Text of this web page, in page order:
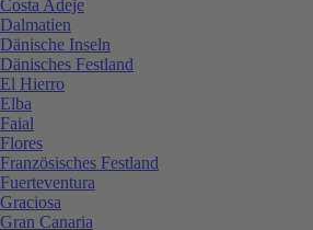
Costa Adeje
Dalmatien
Dänische Inseln
Dänisches Festland
El Hierro
Elba
Faial
Flores
Französisches Festland
Fuerteventura
Graciosa
Gran Canaria